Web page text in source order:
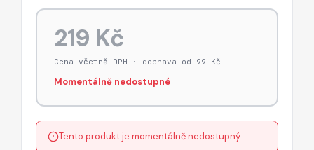
49
mm)
–
oranžový
219 Kč
Cena včetně DPH · doprava od 99 Kč
Momentálně nedostupné
Tento produkt je momentálně nedostupný.